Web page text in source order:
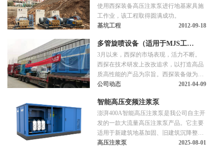
使用西探装备高压注浆泵进行地基家具施
工作业，该工程取得圆满成功。
基坑工程
2012-09-18
多管旋喷设备（适用于MJS工
法）、地基强化泵、高压注浆泵、
旋喷钻机、全自动搅拌机，厂家直
销！
3月以来，西探的市场表现，活力不断。
西探在技术研发上孜孜追求，以打造高品
质高性能的产品为宗旨。西探装备做为研
发投入最大，施工工艺最全，产量最高，
端。公司产品的质量和销量一直以来保持
上升的趋势。
公司动态 2021-04-09
智能高压变频注浆泵
澎湃400A智能高压注浆泵是我公司自主开
发的一款大流量高压注浆泵产品。它主要
适用于新建筑地基加固、旧建筑沉降整
治、基础防渗帷幕、挡土围堰边坡锚固、
高压注浆泵 2025-08-01